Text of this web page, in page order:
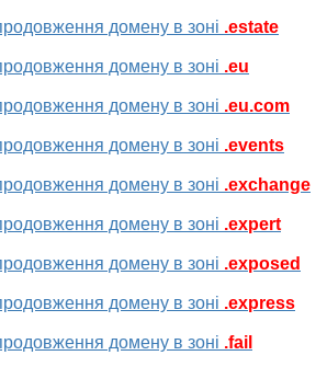
домену в зоні .estate
домену в зоні .eu
домену в зоні .eu.com
домену в зоні .events
домену в зоні .exchange
домену в зоні .expert
домену в зоні .exposed
домену в зоні .express
домену в зоні .fail